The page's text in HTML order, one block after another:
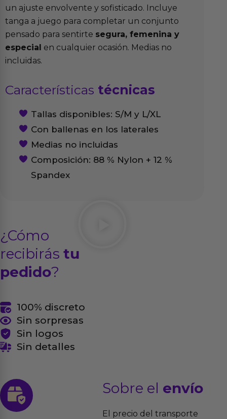
un ajuste envolvente y sofisticado. Incluye
tanga a juego para completar un conjunto
pensado para sentirte segura, femenina y
especial en cualquier ocasión. Medias no
incluidas.
Características técnicas
Tallas disponibles: S/M y L/XL
Con ballenas en los laterales
Medias no incluidas
Composición: 88 % Nylon + 12 %
Spandex
¿Cómo
recibirás tu
pedido?
100% discreto
Sin sorpresas
Sin logos
Sin detalles
Sobre el envío
El precio del transporte